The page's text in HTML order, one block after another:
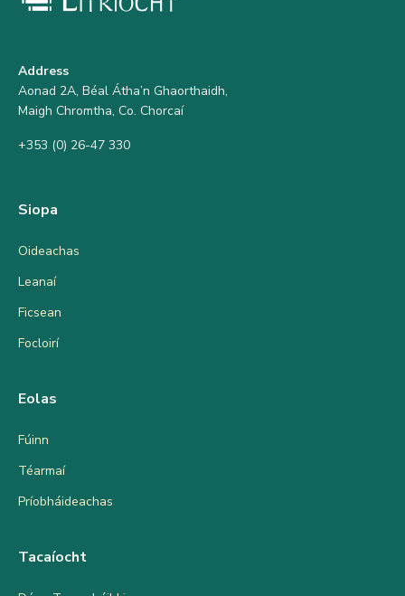
Address
Aonad 2A, Béal Átha’n Ghaorthaidh,
Maigh Chromtha, Co. Chorcaí
+353 (0) 26-47 330
Siopa
Oideachas
Leanaí
Ficsean
Focloirí
Eolas
Fúinn
Téarmaí
Príobháideachas
Tacaíocht